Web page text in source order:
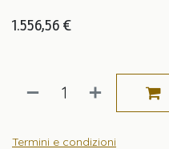
1.556,56 €
Termini e condizioni